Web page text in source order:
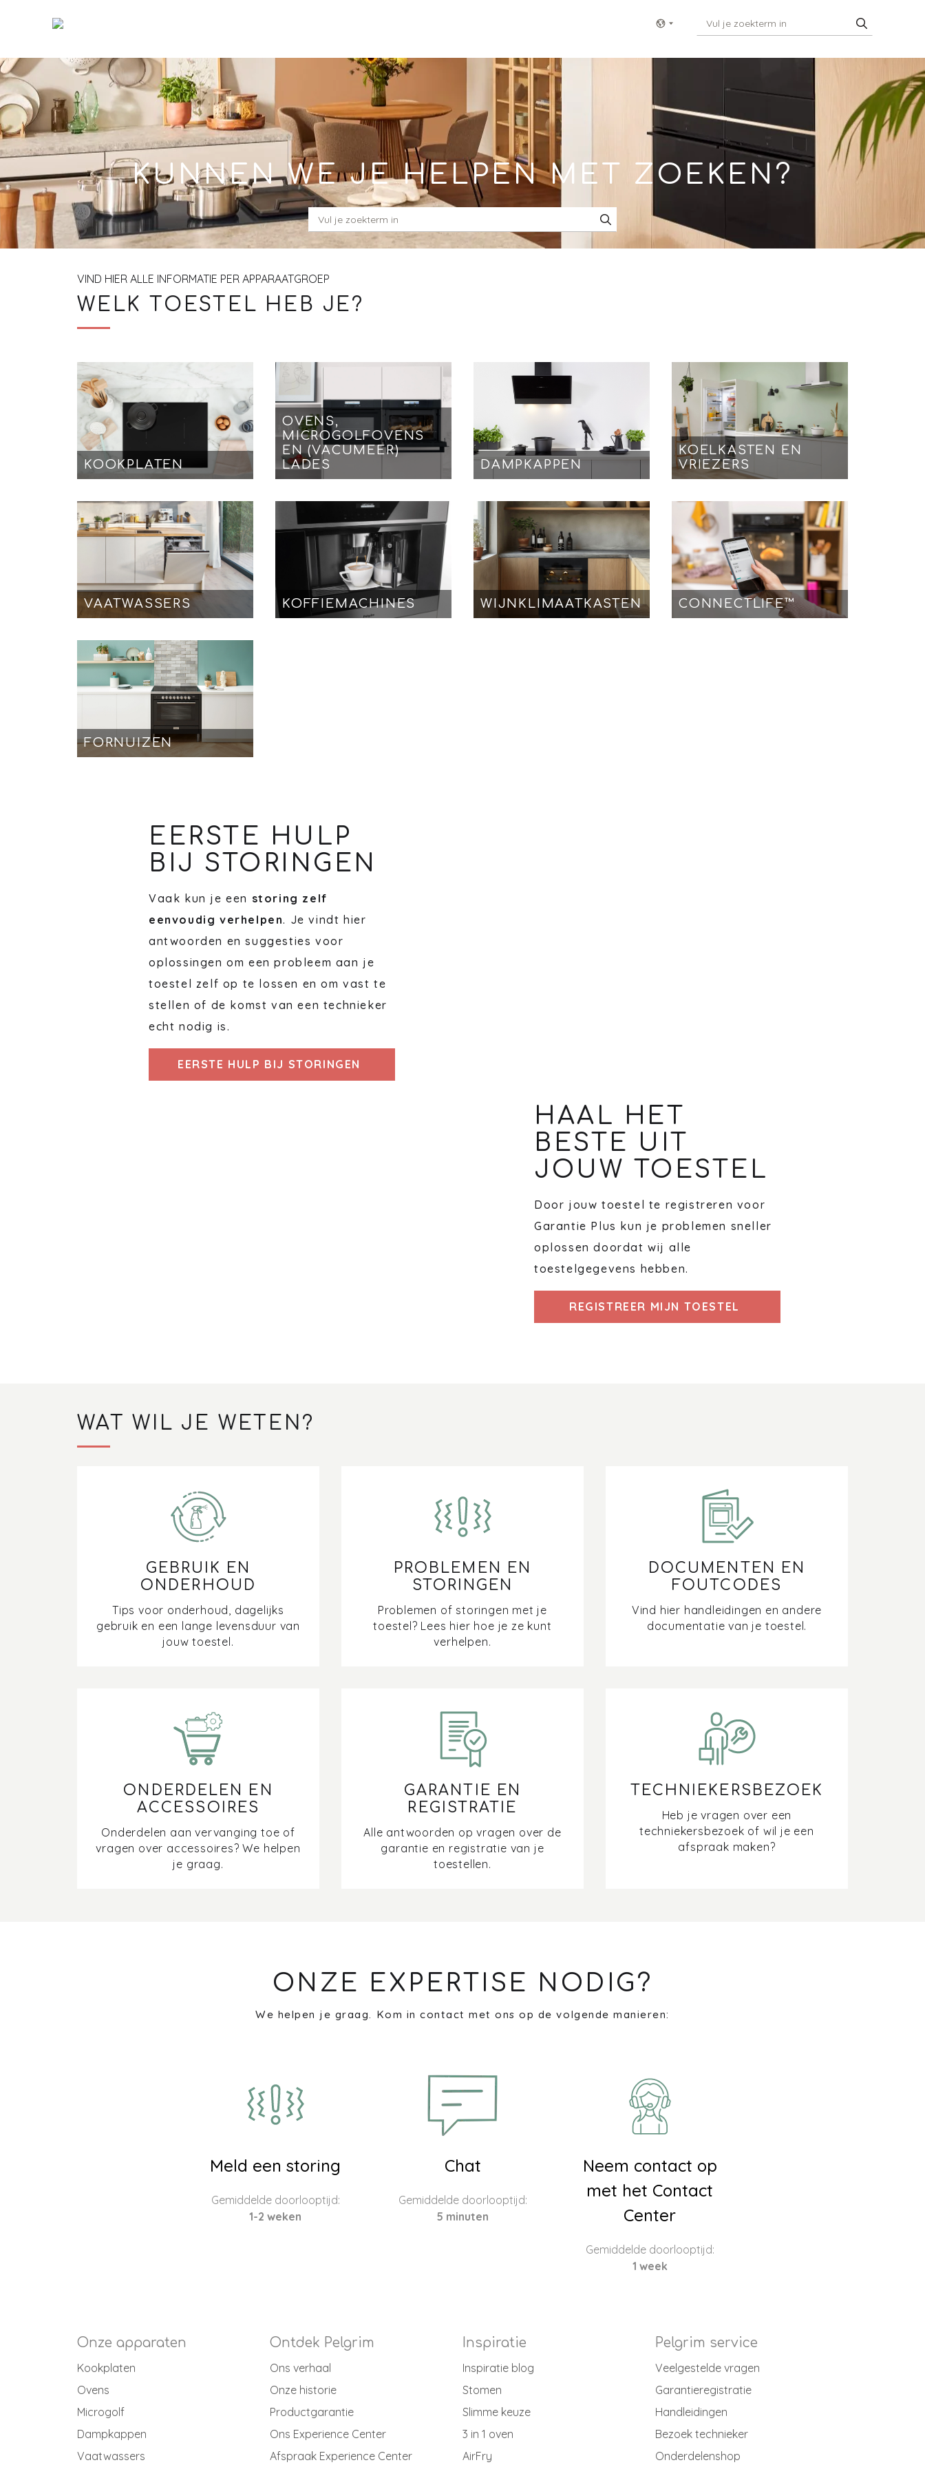
Show menu
KUNNEN WE JE HELPEN MET ZOEKEN?
VIND HIER ALLE INFORMATIE PER APPARAATGROEP
WELK TOESTEL HEB JE?
KOOKPLATEN
OVENS,
MICROGOLFOVENS
EN (VACUMEER)
LADES
DAMPKAPPEN
KOELKASTEN EN
VRIEZERS
VAATWASSERS KOFFIEMACHINES WIJNKLIMAATKASTEN CONNECTLIFE™
FORNUIZEN
EERSTE HULP
BIJ STORINGEN
Vaak kun je een storing zelf
eenvoudig verhelpen. Je vindt hier
antwoorden en suggesties voor
oplossingen om een probleem aan je
toestel zelf op te lossen en om vast te
stellen of de komst van een technieker
echt nodig is.
EERSTE HULP BIJ STORINGEN
HAAL HET
BESTE UIT
JOUW TOESTEL
Door jouw toestel te registreren voor
Garantie Plus kun je problemen sneller
oplossen doordat wij alle
toestelgegevens hebben.
REGISTREER MIJN TOESTEL
WAT WIL JE WETEN?
GEBRUIK EN
ONDERHOUD
Tips voor onderhoud, dagelijks
gebruik en een lange levensduur van
jouw toestel.
PROBLEMEN EN
STORINGEN
Problemen of storingen met je
toestel? Lees hier hoe je ze kunt
verhelpen.
DOCUMENTEN EN
FOUTCODES
Vind hier handleidingen en andere
documentatie van je toestel.
ONDERDELEN EN
ACCESSOIRES
Onderdelen aan vervanging toe of
vragen over accessoires? We helpen
je graag.
GARANTIE EN
REGISTRATIE
Alle antwoorden op vragen over de
garantie en registratie van je
toestellen.
TECHNIEKERSBEZOEK
Heb je vragen over een
techniekersbezoek of wil je een
afspraak maken?
ONZE EXPERTISE NODIG?
We helpen je graag. Kom in contact met ons op de volgende manieren:
Meld een storing
Gemiddelde doorlooptijd:
1-2 weken
Chat
Gemiddelde doorlooptijd:
5 minuten
Neem contact op
met het Contact
Center
Gemiddelde doorlooptijd:
1 week
Onze apparaten
Kookplaten
Ovens
Microgolf
Dampkappen
Vaatwassers
Ontdek Pelgrim
Ons verhaal
Onze historie
Productgarantie
Ons Experience Center
Afspraak Experience Center
Inspiratie
Inspiratie blog
Stomen
Slimme keuze
3 in 1 oven
AirFry
Pelgrim service
Veelgestelde vragen
Garantieregistratie
Handleidingen
Bezoek technieker
Onderdelenshop